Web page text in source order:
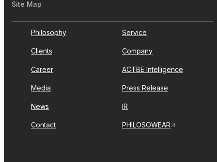
Site Map
Philosophy Service
Clients Company
Career ACTBE Intelligence
Media Press Release
News IR
Contact PHILOSOWEAR